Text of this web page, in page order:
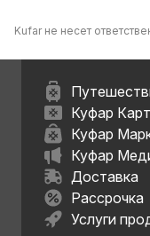
Kufar не несет
Куфар
Куфар
Куфар
Доставка
Рассрочка
Услуги